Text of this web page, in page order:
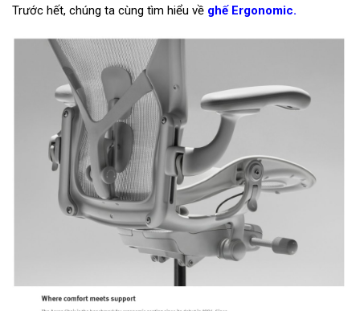
Trước hết, chúng ta cùng tìm hiểu về ghế Ergonomic.